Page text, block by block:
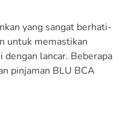
yang sangat berhati-
untuk memastikan
lancar. Beberapa
pinjaman BLU BCA